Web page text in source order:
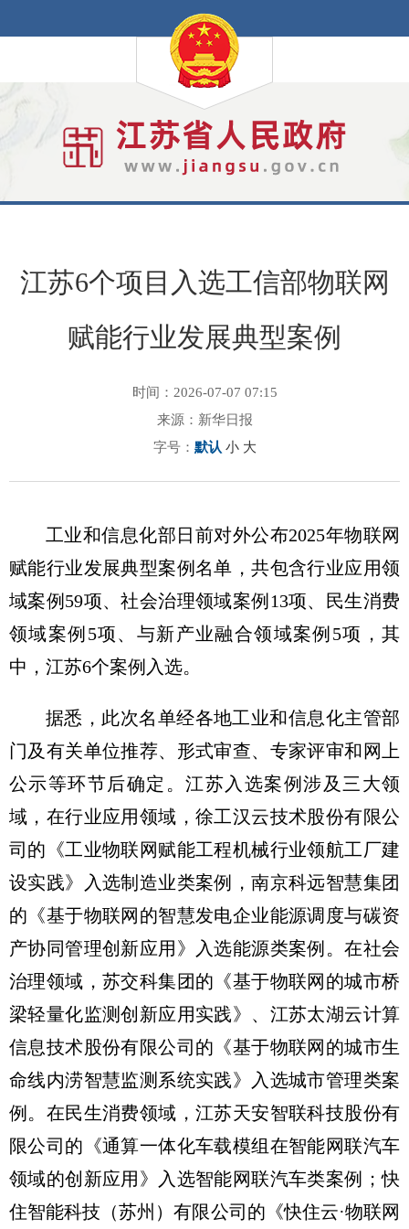
江苏6个项目入选工信部物联网
赋能行业发展典型案例
时间：2026-07-07 07:15
来源：新华日报
字号： 默认 小 大
工业和信息化部日前对外公布2025年物联网
赋能行业发展典型案例名单，共包含行业应用领
域案例59项、社会治理领域案例13项、民生消费
领域案例5项、与新产业融合领域案例5项，其
中，江苏6个案例入选。
据悉，此次名单经各地工业和信息化主管部
门及有关单位推荐、形式审查、专家评审和网上
公示等环节后确定。江苏入选案例涉及三大领
域，在行业应用领域，徐工汉云技术股份有限公
司的《工业物联网赋能工程机械行业领航工厂建
设实践》入选制造业类案例，南京科远智慧集团
的《基于物联网的智慧发电企业能源调度与碳资
产协同管理创新应用》入选能源类案例。在社会
治理领域，苏交科集团的《基于物联网的城市桥
梁轻量化监测创新应用实践》、江苏太湖云计算
信息技术股份有限公司的《基于物联网的城市生
命线内涝智慧监测系统实践》入选城市管理类案
例。在民生消费领域，江苏天安智联科技股份有
限公司的《通算一体化车载模组在智能网联汽车
领域的创新应用》入选智能网联汽车类案例；快
住智能科技（苏州）有限公司的《快住云·物联网